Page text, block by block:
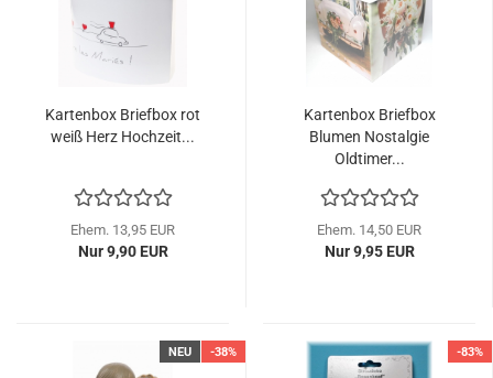
Kartenbox Briefbox rot
weiß Herz Hochzeit...
Ehem. 13,95 EUR
Nur 9,90 EUR
Kartenbox Briefbox
Blumen Nostalgie
Oldtimer...
Ehem. 14,50 EUR
Nur 9,95 EUR
NEU -38% -83%